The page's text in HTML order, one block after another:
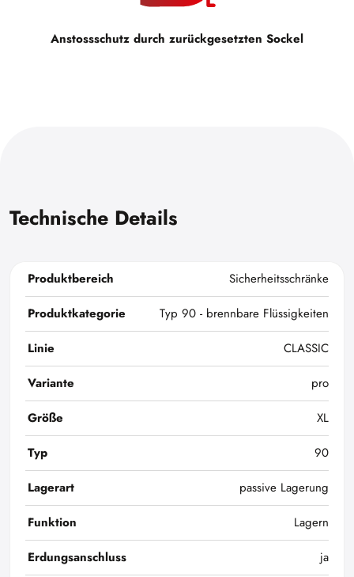
Anstossschutz durch zurückgesetzten Sockel
Technische Details
Produktbereich
Sicherheitsschränke
Produktkategorie
Typ 90 - brennbare Flüssigkeiten
Linie
CLASSIC
Variante
pro
Größe
XL
Typ
90
Lagerart
passive Lagerung
Funktion
Lagern
Erdungsanschluss
ja